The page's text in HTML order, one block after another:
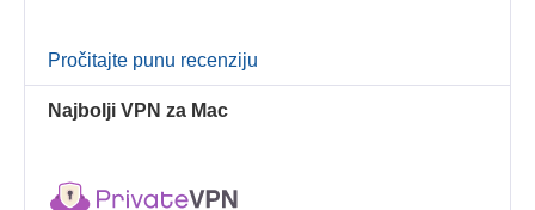
Pročitajte punu recenziju
Najbolji VPN za Mac